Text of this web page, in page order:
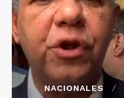
NACIONALES